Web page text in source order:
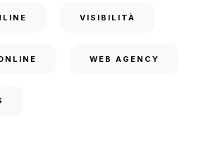
VISIBILITÀ
WEB AGENCY